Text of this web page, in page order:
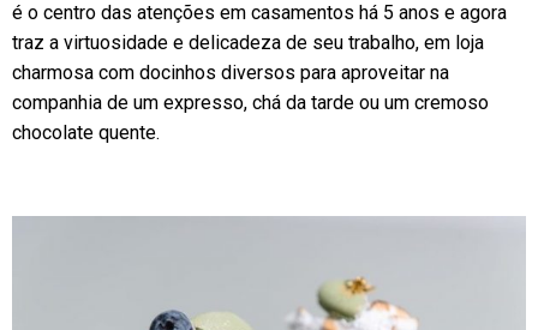
é o centro das atenções em casamentos há 5 anos e agora
traz a virtuosidade e delicadeza de seu trabalho, em loja
charmosa com docinhos diversos para aproveitar na
companhia de um expresso, chá da tarde ou um cremoso
chocolate quente.